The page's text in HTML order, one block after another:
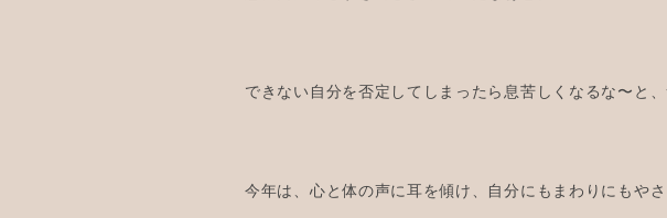
できない自分を否定してしまったら息苦しくなるな〜と、
今年は、心と体の声に耳を傾け、自分にもまわりにもや